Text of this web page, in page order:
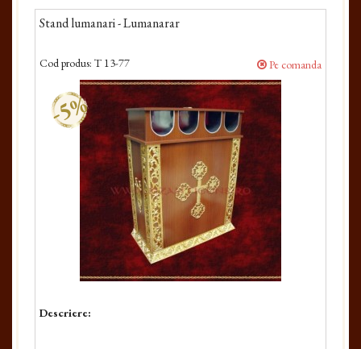
Stand lumanari - Lumanarar
Cod produs: T 13-77 Pe comanda
-5%
Descriere: